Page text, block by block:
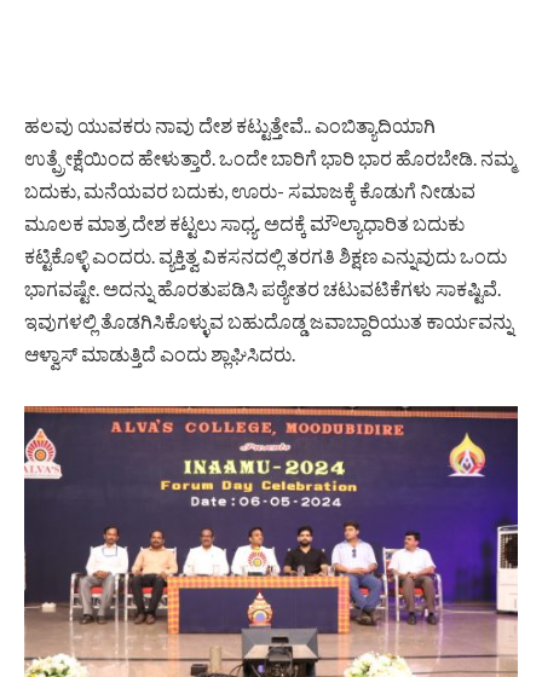
ಹಲವು ಯುವಕರು ನಾವು ದೇಶ ಕಟ್ಟುತ್ತೇವೆ.. ಎಂಬಿತ್ಯಾದಿಯಾಗಿ
ಉತ್ಪ್ರೇಕ್ಷೆಯಿಂದ ಹೇಳುತ್ತಾರೆ. ಒಂದೇ ಬಾರಿಗೆ ಭಾರಿ ಭಾರ ಹೊರಬೇಡಿ. ನಮ್ಮ
ಬದುಕು, ಮನೆಯವರ ಬದುಕು, ಊರು- ಸಮಾಜಕ್ಕೆ ಕೊಡುಗೆ ನೀಡುವ
ಮೂಲಕ ಮಾತ್ರ ದೇಶ ಕಟ್ಟಲು ಸಾಧ್ಯ. ಅದಕ್ಕೆ ಮೌಲ್ಯಾಧಾರಿತ ಬದುಕು
ಕಟ್ಟಿಕೊಳ್ಳಿ ಎಂದರು. ವ್ಯಕ್ತಿತ್ವ ವಿಕಸನದಲ್ಲಿ ತರಗತಿ ಶಿಕ್ಷಣ ಎನ್ನುವುದು ಒಂದು
ಭಾಗವಷ್ಟೇ. ಅದನ್ನು ಹೊರತುಪಡಿಸಿ ಪಠ್ಯೇತರ ಚಟುವಟಿಕೆಗಳು ಸಾಕಷ್ಟಿವೆ.
ಇವುಗಳಲ್ಲಿ ತೊಡಗಿಸಿಕೊಳ್ಳುವ ಬಹುದೊಡ್ಡ ಜವಾಬ್ದಾರಿಯುತ ಕಾರ್ಯವನ್ನು
ಆಳ್ವಾಸ್ ಮಾಡುತ್ತಿದೆ ಎಂದು ಶ್ಲಾಘಿಸಿದರು.